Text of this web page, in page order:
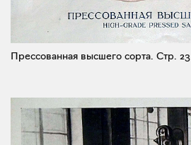
Прессованная высшего сорта. Стр. 23